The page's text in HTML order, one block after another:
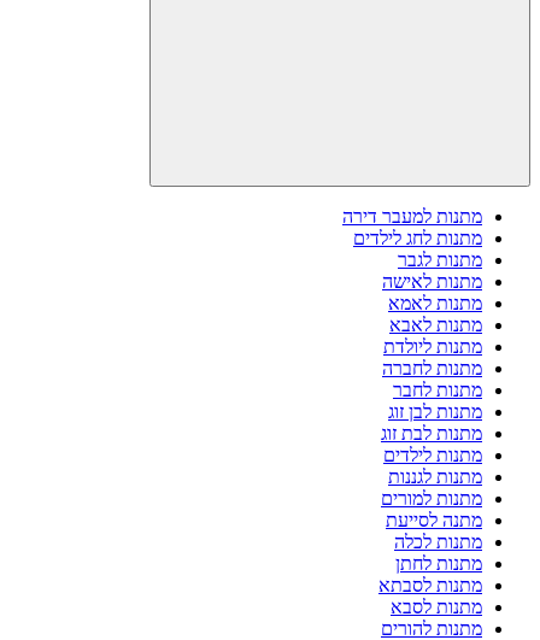
מתנות למעבר דירה
מתנות לחג לילדים
מתנות לגבר
מתנות לאישה
מתנות לאמא
מתנות לאבא
מתנות ליולדת
מתנות לחברה
מתנות לחבר
מתנות לבן זוג
מתנות לבת זוג
מתנות לילדים
מתנות לגננות
מתנות למורים
מתנה לסייעת
מתנות לכלה
מתנות לחתן
מתנות לסבתא
מתנות לסבא
מתנות להורים